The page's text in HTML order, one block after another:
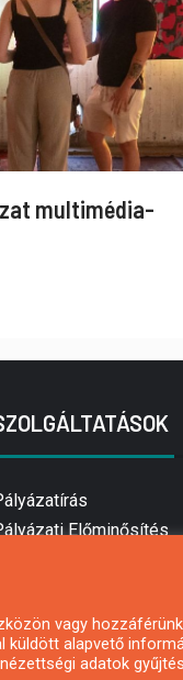
multimédia-
Előminősítés
vagy
alapvető
adatok